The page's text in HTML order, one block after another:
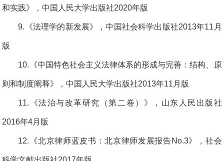
和实践》，中国人民大学出版社2020年版
9.《法理学的新发展》，中国社会科学出版社2013年11月
版
10.《中国特色社会主义法律体系的形成与完善：结构、原
则和制度阐释》，中国人民大学出版社2013年11月版
11.《法治与改革研究（第二卷）》，山东人民出版社
2016年4月版
12.《北京律师蓝皮书：北京律师发展报告No.3》，社会